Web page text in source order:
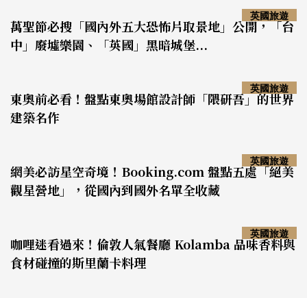
萬聖節必搜「國內外五大恐怖片取景地」公開，「台
中」廢墟樂園、「英國」黑暗城堡...
英國旅遊
東奧前必看！盤點東奧場館設計師「隈研吾」的世界
建築名作
英國旅遊
網美必訪星空奇境！Booking.com 盤點五處「絕美
觀星營地」，從國內到國外名單全收藏
英國旅遊
咖哩迷看過來！倫敦人氣餐廳 Kolamba 品味香料與
食材碰撞的斯里蘭卡料理
英國旅遊